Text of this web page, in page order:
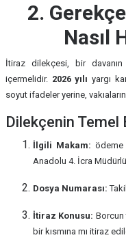
2.
Nasıl
İtiraz dilekçesi, bir
içermelidir. 2026 yılı yargı
soyut ifadeler yerine,
Dilekçenin Temel
İlgili Makam: ödeme
Anadolu 4. İcra
Dosya Numarası:
İtiraz Konusu: Borcun
bir kısmına mı itiraz